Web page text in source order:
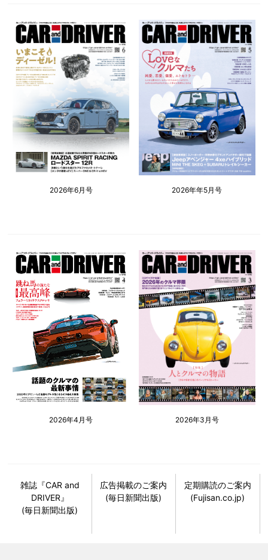
2026年6月号 2026年年5月号
2026年4月号 2026年3月号
雑誌『CAR and
DRIVER』
(毎日新聞出版)
広告掲載のご案内
(毎日新聞出版)
定期購読のご案内
(Fujisan.co.jp)